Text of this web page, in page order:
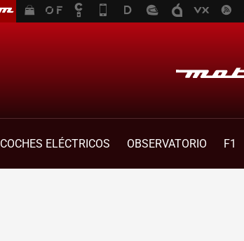
COCHES ELÉCTRICOS OBSERVATORIO F1